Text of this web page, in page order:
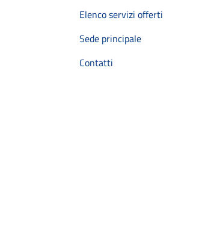
Elenco servizi offerti
Sede principale
Contatti